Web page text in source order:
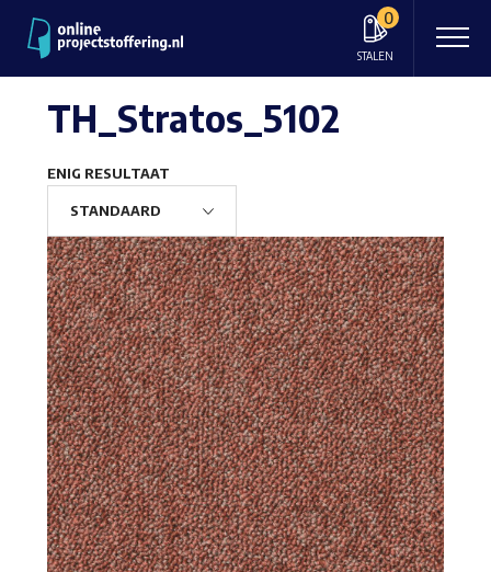
0
STALEN
TH_Stratos_5102
ENIG RESULTAAT